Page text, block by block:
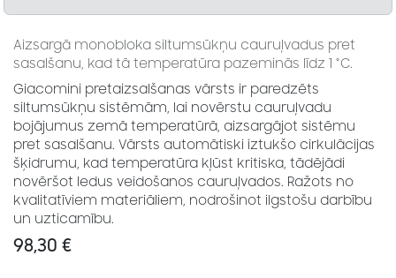
Aizsargā monobloka siltumsūkņu cauruļvadus pret
sasalšanu, kad tā temperatūra pazeminās līdz 1 °C.
Giacomini pretaizsalšanas vārsts ir paredzēts
siltumsūkņu sistēmām, lai novērstu cauruļvadu
bojājumus zemā temperatūrā, aizsargājot sistēmu
pret sasalšanu. Vārsts automātiski iztukšo cirkulācijas
šķidrumu, kad temperatūra kļūst kritiska, tādējādi
novēršot ledus veidošanos cauruļvados. Ražots no
kvalitatīviem materiāliem, nodrošinot ilgstošu darbību
un uzticamību.
98,30 €